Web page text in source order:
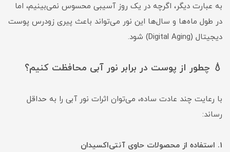
به عبارت دیگر، اگرچه در یک روز آسیبی محسوس نمی‌بینیم، اما
در طول ماه‌ها و سال‌ها این نور می‌تواند باعث پیری زودرس پوست
دیجیتال (Digital Aging) شود.
💧 چطور از پوست در برابر نور آبی محافظت کنیم؟
با رعایت چند عادت ساده، می‌توان اثرات نور آبی را به حداقل
رساند:
1. استفاده از محصولات حاوی آنتی‌اکسیدان